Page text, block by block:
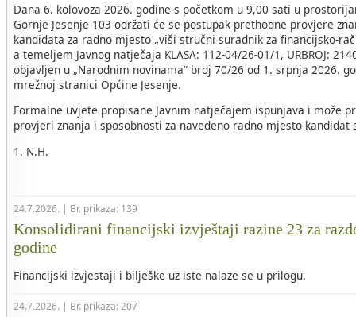
Dana 6. kolovoza 2026. godine s početkom u 9,00 sati u
Gornje Jesenje 103 održati će se postupak prethodne provjere
kandidata za radno mjesto „viši stručni suradnik za financijsko-
a temeljem Javnog natječaja KLASA: 112-04/26-01/1, URBROJ:
objavljen u „Narodnim novinama“ broj 70/26 od 1. srpnja 2026.
mrežnoj stranici Općine Jesenje.
Formalne uvjete propisane Javnim natječajem ispunjava i može
provjeri znanja i sposobnosti za navedeno radno mjesto
1. N.H.
24.7.2026. | Br. prikaza: 139
Konsolidirani financijski izvještaji razine 23 za
godine
Financijski izvjestaji i bilješke uz iste nalaze se u prilogu.
24.7.2026. | Br. prikaza: 207